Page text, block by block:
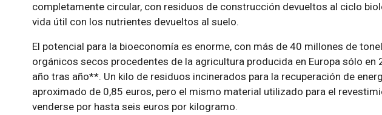
completamente circular, con residuos de construcción devueltos al ciclo
vida útil con los nutrientes devueltos al suelo.
El potencial para la bioeconomía es enorme, con más de 40 millones de
orgánicos secos procedentes de la agricultura producida en Europa sólo en
año tras año**. Un kilo de residuos incinerados para la recuperación de
aproximado de 0,85 euros, pero el mismo material utilizado para el
venderse por hasta seis euros por kilogramo.